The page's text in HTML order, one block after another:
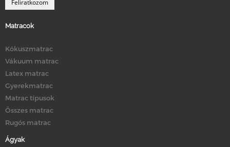
Matracok
Kókuszmatrac
Vákuum matrac
Latex matrac
Gyerekmatrac
Matrac típusok
Összes matrac
Rugós matrac
Ágyak